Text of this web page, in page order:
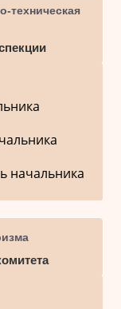
техническая
начальника